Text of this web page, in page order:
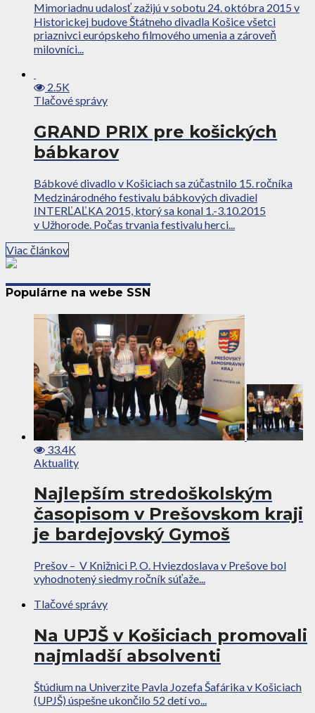
Mimoriadnu udalosť zažijú v sobotu 24. októbra 2015 v
Historickej budove Štátneho divadla Košice všetci
priaznivci európskeho filmového umenia a zároveň
milovníci...
2.5K
Tlačové správy
GRAND PRIX pre košických
bábkarov
Bábkové divadlo v Košiciach sa zúčastnilo 15. ročníka
Medzinárodného festivalu bábkových divadiel
INTERĽAĽKA 2015, ktorý sa konal 1.-3.10.2015
v Užhorode. Počas trvania festivalu herci...
Viac článkov
Populárne na webe SSN
33.4K
Aktuality
Najlepším stredoškolským
časopisom v Prešovskom kraji
je bardejovský Gymoš
Prešov – V Knižnici P. O. Hviezdoslava v Prešove bol
vyhodnotený siedmy ročník súťaže...
Tlačové správy
Na UPJŠ v Košiciach promovali
najmladší absolventi
Štúdium na Univerzite Pavla Jozefa Šafárika v Košiciach
(UPJŠ) úspešne ukončilo 52 detí vo...